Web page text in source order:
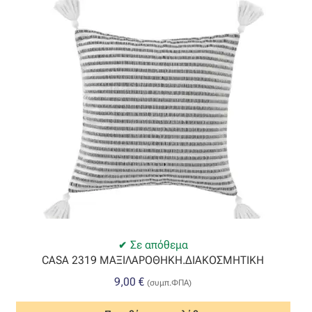
Ταφτάς (ταυτάς)
Ταφτάς μεταξωτός
Φιλ-κουπέ
Φόδρα
Ψάθα
Σε απόθεμα
CASA 2319 ΜΑΞΙΛΑΡΟΘΗΚΗ.ΔΙΑΚΟΣΜΗΤΙΚΗ
9,00€ (συμπ.ΦΠΑ)